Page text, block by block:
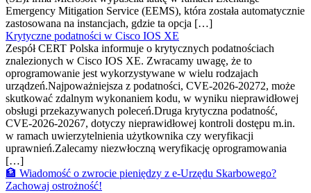
Emergency Mitigation Service (EEMS), która została automatycznie
zastosowana na instancjach, gdzie ta opcja […]
Krytyczne podatności w Cisco IOS XE
Zespół CERT Polska informuje o krytycznych podatnościach
znalezionych w Cisco IOS XE. Zwracamy uwagę, że to
oprogramowanie jest wykorzystywane w wielu rodzajach
urządzeń.Najpoważniejsza z podatności, CVE-2026-20272, może
skutkować zdalnym wykonaniem kodu, w wyniku nieprawidłowej
obsługi przekazywanych poleceń.Druga krytyczna podatność,
CVE-2026-20267, dotyczy nieprawidłowej kontroli dostępu m.in.
w ramach uwierzytelnienia użytkownika czy weryfikacji
uprawnień.Zalecamy niezwłoczną weryfikację oprogramowania
[…]
🏦 Wiadomość o zwrocie pieniędzy z e-Urzędu Skarbowego?
Zachowaj ostrożność!